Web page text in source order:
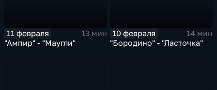
11 февраля
13 мин
"Ампир" - "Маугли"
10 февраля
14 мин
"Бородино" - "Ласточка"